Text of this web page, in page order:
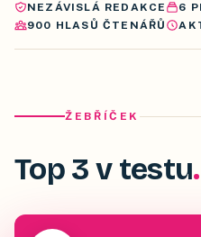
NEZÁVISLÁ REDAKCE 6
900 HLASŮ ČTENÁŘŮ
ŽEBŘÍČEK
Top 3 v testu